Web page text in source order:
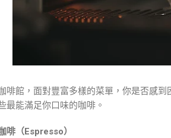
啡館，面對豐富多樣的菜單，你是否感
最能滿足你口味的咖啡。
啡（Espresso）